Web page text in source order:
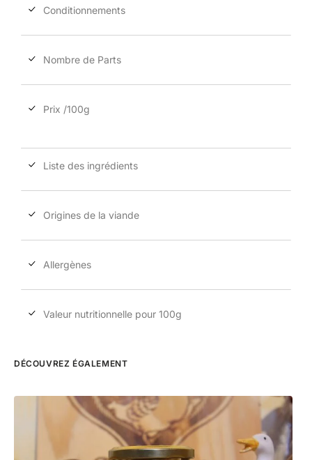
DÉCOUVREZ ÉGALEMENT
Conditionnements
Nombre de Parts
Prix /100g
Liste des ingrédients
Origines de la viande
Allergènes
Valeur nutritionnelle pour 100g